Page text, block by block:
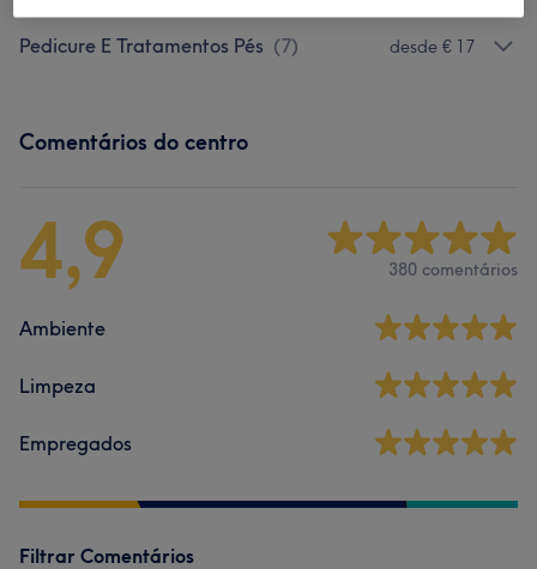
Pedicure E Tratamentos Pés (7) desde € 17
Comentários do centro
4,9 380 comentários
Ambiente
Limpeza
Empregados
Filtrar Comentários